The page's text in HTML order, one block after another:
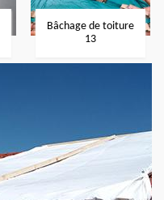
Bâchage de toiture
13